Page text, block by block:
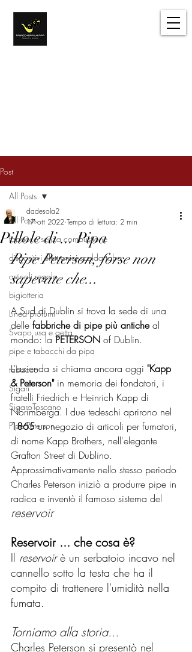
Post
All Posts
tabacco senza combustione
dispositivi elettronici scalda taba
articoli regalo
bigiotteria
Linea profumi
Svapo usa e getta
pipe e tabacchi da pipa
tabacco
Sigari
SigaroToscano
Pipe Peterson
All Posts
Pillole di ... Pipa
dadesola2
17 ott 2022 Tempo di lettura: 2 min
Pipe Peterson, forse non
sapevate che...
A Sud di Dublin si trova la sede di una
delle fabbriche di pipe più antiche al
mondo: la PETERSON of Dublin.
L'azienda si chiama ancora oggi "Kapp
& Peterson" in memoria dei fondatori, i
fratelli Friedrich e Heinrich Kapp di
Norimberga. I due tedeschi aprirono nel
1865 un negozio di articoli per fumatori,
di nome Kapp Brothers, nell'elegante
Grafton Street di Dublino.
Approssimativamente nello stesso periodo
Charles Peterson iniziò a produrre pipe in
radica e inventò il famoso sistema del
reservoir
Reservoir ... che cosa è?
Il reservoir è un serbatoio incavo nel
cannello sotto la testa che ha il
compito di trattenere l'umidità nella
fumata.
Torniamo alla storia...
Charles Peterson si presentò nel